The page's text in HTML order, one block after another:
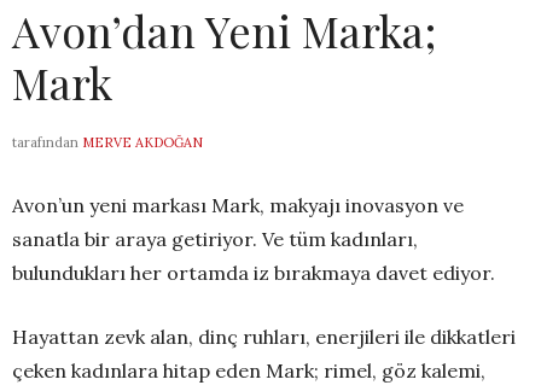
Avon’dan Yeni Marka;
Mark
tarafından MERVE AKDOĞAN
Avon’un yeni markası Mark, makyajı inovasyon ve
sanatla bir araya getiriyor. Ve tüm kadınları,
bulundukları her ortamda iz bırakmaya davet ediyor.
Hayattan zevk alan, dinç ruhları, enerjileri ile dikkatleri
çeken kadınlara hitap eden Mark; rimel, göz kalemi,